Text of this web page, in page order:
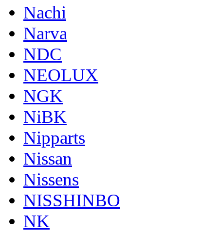
Nachi
Narva
NDC
NEOLUX
NGK
NiBK
Nipparts
Nissan
Nissens
NISSHINBO
NK